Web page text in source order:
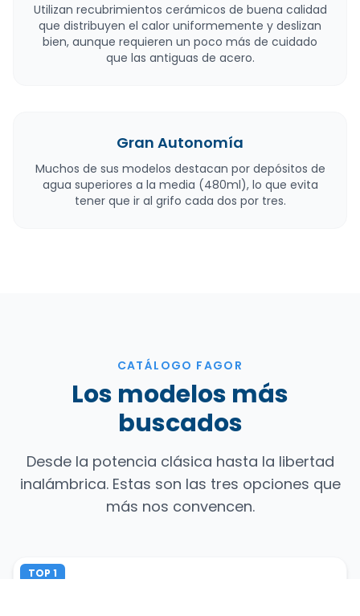
Utilizan recubrimientos cerámicos de buena calidad
que distribuyen el calor uniformemente y deslizan
bien, aunque requieren un poco más de cuidado
que las antiguas de acero.
Gran Autonomía
Muchos de sus modelos destacan por depósitos de
agua superiores a la media (480ml), lo que evita
tener que ir al grifo cada dos por tres.
CATÁLOGO FAGOR
Los modelos más
buscados
Desde la potencia clásica hasta la libertad
inalámbrica. Estas son las tres opciones que
más nos convencen.
TOP 1